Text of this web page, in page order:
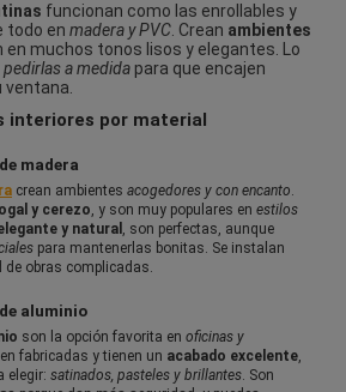
funcionan como las enrollables y
todo en madera y PVC . Crean ambientes
en muchos tonos lisos y elegantes. Lo
pedirlas a medida para que encajen
interiores por material
madera
crean ambientes acogedores y con encanto
y cerezo , y son muy populares en estilos
y natural
, son perfectas, aunque
para mantenerlas bonitas. Se instalan
obras complicadas.
aluminio
son la opción favorita en oficinas y
fabricadas y tienen un acabado excelente
elegir: satinados, pasteles y brillantes . Son